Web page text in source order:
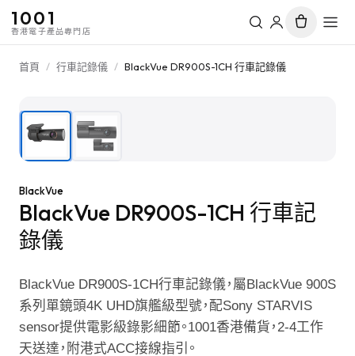
1001
香港電子產品專門店
首頁 / 行車記錄儀 / BlackVue DR900S-1CH 行車記錄儀
BlackVue
BlackVue DR900S-1CH 行車記
錄儀
BlackVue DR900S-1CH行車記錄儀，屬BlackVue 900S
系列單鏡頭4K UHD旗艦級型號，配Sony STARVIS
sensor提供電影級錄影細節。1001香港備貨，2-4工作
天送達，附港式ACC接線指引。